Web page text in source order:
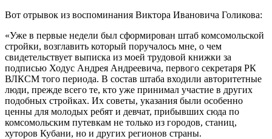
Вот отрывок из воспоминания Виктора Ивановича Голикова:
«Уже в первые недели был сформирован штаб комсомольской
стройки, возглавить который поручалось мне, о чем
свидетельствует выписка из моей трудовой книжки за
подписью Ходус Андрея Андреевича, первого секретаря РК
ВЛКСМ того периода. В состав штаба входили авторитетные
люди, прежде всего те, кто уже принимал участие в других
подобных стройках. Их советы, указания были особенно
ценны для молодых ребят и девчат, прибывших сюда по
комсомольским путевкам не только из городов, станиц,
хуторов Кубани, но и других регионов страны.